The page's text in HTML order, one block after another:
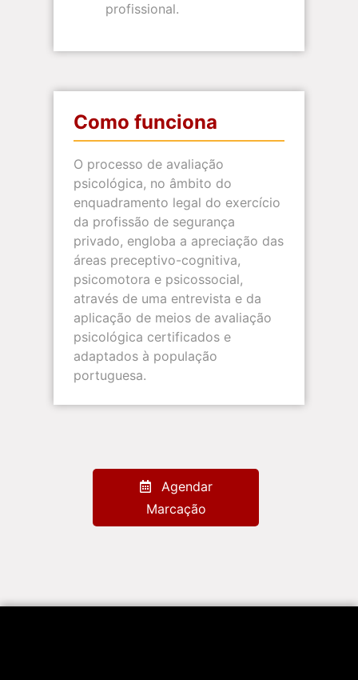
profissional.
Como funciona
O processo de avaliação
psicológica, no âmbito do
enquadramento legal do exercício
da profissão de segurança
privado, engloba a apreciação das
áreas preceptivo-cognitiva,
psicomotora e psicossocial,
através de uma entrevista e da
aplicação de meios de avaliação
psicológica certificados e
adaptados à população
portuguesa.
Agendar
Marcação